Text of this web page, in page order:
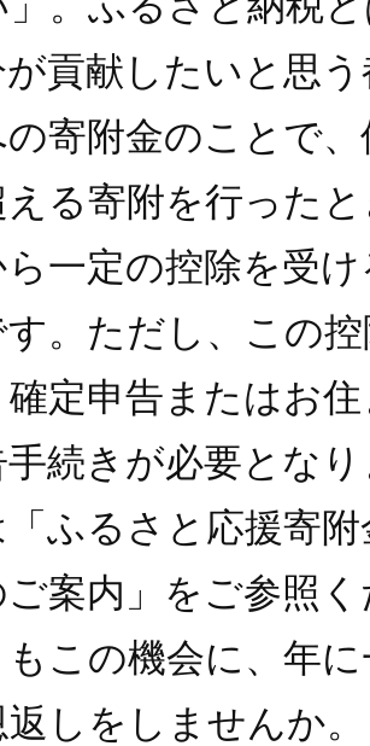
が貢献したいと思
寄附金のことで
える寄附を行った
一定の控除を受
。ただし、この
確定申告またはお
続きが必要とな
ふるさと応援寄
案内」をご参照
この機会に、年
しをしませんか。